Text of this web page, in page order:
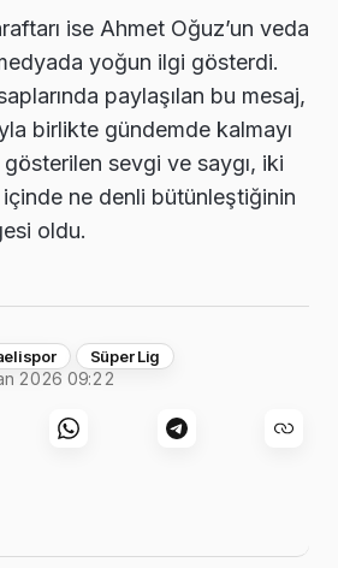
ise Ahmet Oğuz’un veda
yoğun ilgi gösterdi.
paylaşılan bu mesaj,
birlikte gündemde kalmayı
sevgi ve saygı, iki
ne denli bütünleştiğinin
oldu.
Süper Lig
2026 09:22